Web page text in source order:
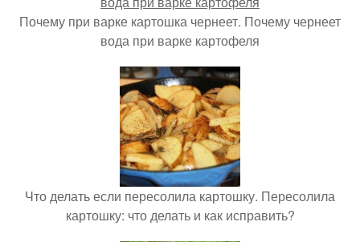
Почему при варке картошка чернеет. Почему чернеет
вода при варке картофеля
Что делать если пересолила картошку. Пересолила
картошку: что делать и как исправить?